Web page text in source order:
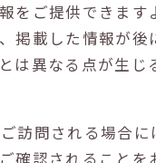
をご提供できます
掲載した情報が後
は異なる点が生じ
訪問される場合
確認されることを